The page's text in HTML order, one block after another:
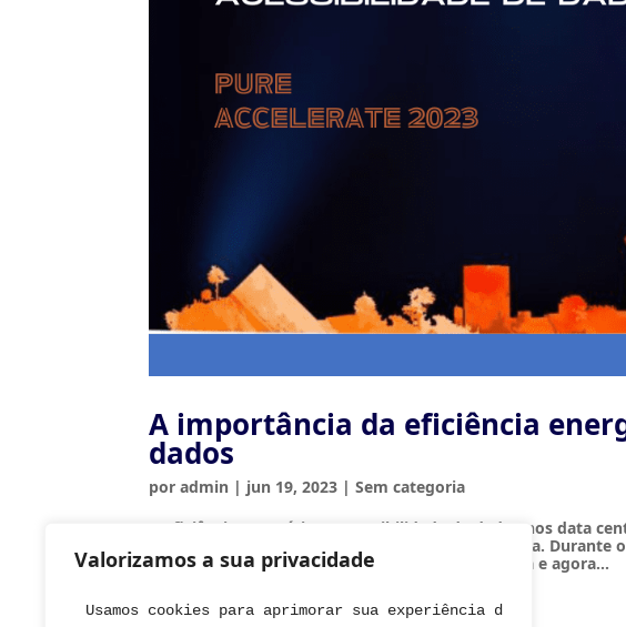
Valorizamos a sua privacidade
Usamos cookies para aprimorar sua experiência de
A importância da eficiência
dados
poradmin | jun 19, 2023 |Sem categoria
A eficiência energética e acessibilidade de dados nos data
sustentabilidade e inovação no setor de tecnologia. Durante
perto os debates mais relevantes sobre esse tema e agora...